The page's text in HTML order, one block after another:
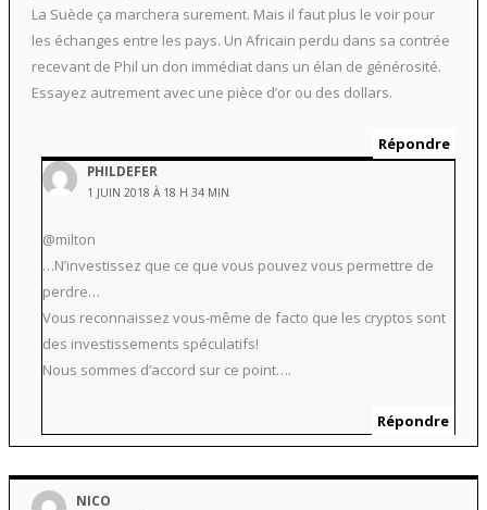
La Suède ça marchera surement. Mais il faut plus le voir pour
les échanges entre les pays. Un Africain perdu dans sa contrée
recevant de Phil un don immédiat dans un élan de générosité.
Essayez autrement avec une pièce d’or ou des dollars.
Répondre
PHILDEFER
1 JUIN 2018 À 18 H 34 MIN
@milton
…N’investissez que ce que vous pouvez vous permettre de
perdre…
Vous reconnaissez vous-même de facto que les cryptos sont
des investissements spéculatifs!
Nous sommes d’accord sur ce point….
Répondre
NICO